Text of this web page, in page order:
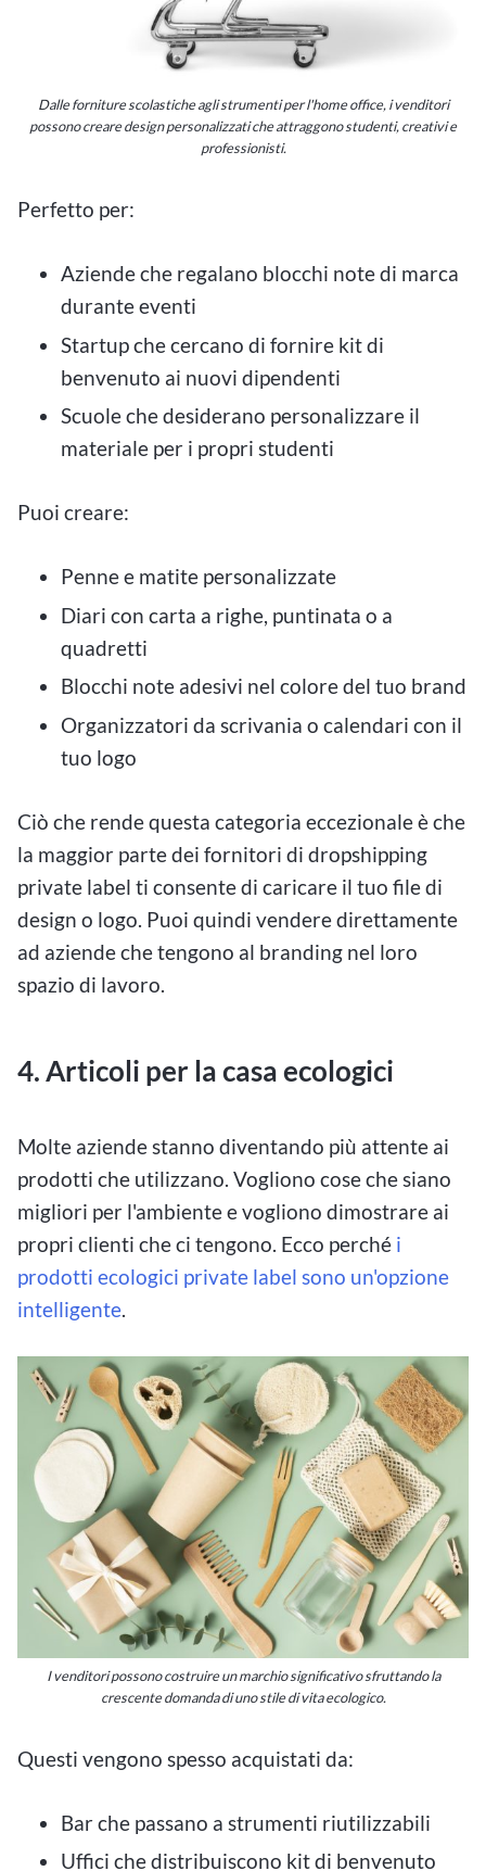
Dalle forniture scolastiche agli strumenti per l'home office, i venditori
possono creare design personalizzati che attraggono studenti, creativi e
professionisti.
Perfetto per:
Aziende che regalano blocchi note di marca
durante eventi
Startup che cercano di fornire kit di
benvenuto ai nuovi dipendenti
Scuole che desiderano personalizzare il
materiale per i propri studenti
Puoi creare:
Penne e matite personalizzate
Diari con carta a righe, puntinata o a
quadretti
Blocchi note adesivi nel colore del tuo brand
Organizzatori da scrivania o calendari con il
tuo logo
Ciò che rende questa categoria eccezionale è che
la maggior parte dei fornitori di dropshipping
private label ti consente di caricare il tuo file di
design o logo. Puoi quindi vendere direttamente
ad aziende che tengono al branding nel loro
spazio di lavoro.
4. Articoli per la casa ecologici
Molte aziende stanno diventando più attente ai
prodotti che utilizzano. Vogliono cose che siano
migliori per l'ambiente e vogliono dimostrare ai
propri clienti che ci tengono. Ecco perché i
prodotti ecologici private label sono un'opzione
intelligente.
I venditori possono costruire un marchio significativo sfruttando la
crescente domanda di uno stile di vita ecologico.
Questi vengono spesso acquistati da:
Bar che passano a strumenti riutilizzabili
Uffici che distribuiscono kit di benvenuto